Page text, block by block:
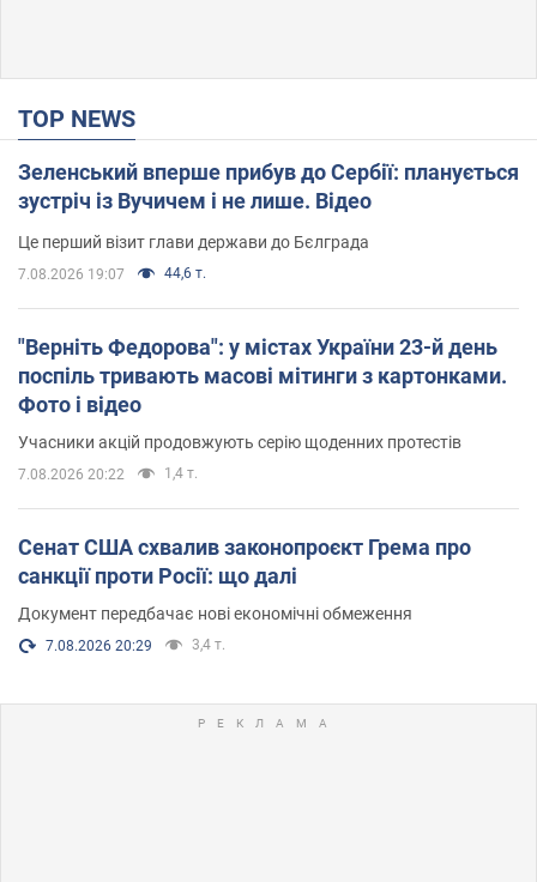
TOP NEWS
Зеленський вперше прибув до Сербії: планується
зустріч із Вучичем і не лише. Відео
Це перший візит глави держави до Бєлграда
7.08.2026 19:07 44,6 т.
"Верніть Федорова": у містах України 23-й день
поспіль тривають масові мітинги з картонками.
Фото і відео
Учасники акцій продовжують серію щоденних протестів
7.08.2026 20:22 1,4 т.
Сенат США схвалив законопроєкт Грема про
санкції проти Росії: що далі
Документ передбачає нові економічні обмеження
7.08.2026 20:29 3,4 т.